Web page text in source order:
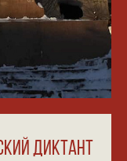
ДИКТАНТ